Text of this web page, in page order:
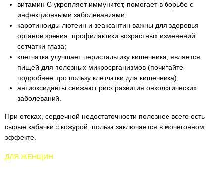
витамин С укрепляет иммунитет, помогает в борьбе с
инфекционными заболеваниями;
каротиноиды лютеин и зеаксантин важны для здоровья
органов зрения, профилактики возрастных изменений
сетчатки глаза;
клетчатка улучшает перистальтику кишечника, является
пищей для полезных микроорганизмов (почитайте
подробнее про пользу клетчатки для кишечника);
антиоксиданты снижают риск развития онкологических
заболеваний.
При отеках, сердечной недостаточности полезнее всего есть
сырые кабачки с кожурой, польза заключается в мочегонном
эффекте.
ДЛЯ ЖЕНЩИН